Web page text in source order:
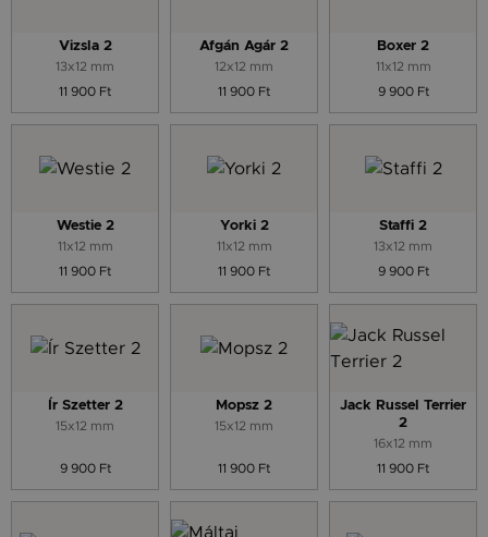
Vizsla 2
13x12 mm
11 900 Ft
Afgán Agár 2
12x12 mm
11 900 Ft
Boxer 2
11x12 mm
9 900 Ft
Westie 2
11x12 mm
11 900 Ft
Yorki 2
11x12 mm
11 900 Ft
Staffi 2
13x12 mm
9 900 Ft
Ír Szetter 2
15x12 mm
9 900 Ft
Mopsz 2
15x12 mm
11 900 Ft
Jack Russel Terrier
2
16x12 mm
11 900 Ft